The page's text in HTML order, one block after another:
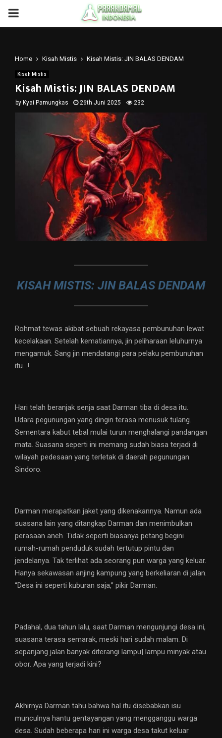
PRIMARY
Home Kisah Mistis Kisah Mistis: JIN BALAS DENDAM
Kisah Mistis
Kisah Mistis: JIN BALAS DENDAM
by Kyai Pamungkas 26th Juni 2025 232
KISAH MISTIS: JIN BALAS DENDAM
Rohmat tewas akibat sebuah rekayasa pembunuhan lewat
kecelakaan. Setelah kematiannya, jin peliharaan leluhurnya
mengamuk. Sang jin mendatangi para pelaku pembunuhan
itu…!
Hari telah beranjak senja saat Darman tiba di desa itu.
Udara pegunungan yang dingin terasa menusuk tulang.
Sementara kabut tebal mulai turun menghalangi pandangan
mata. Suasana seperti ini memang sudah biasa terjadi di
wilayah pedesaan yang terletak di daerah pegunungan
Sindoro.
Darman merapatkan jaket yang dikenakannya. Namun ada
suasana lain yang ditangkap Darman dan menimbulkan
perasaan aneh. Tidak seperti biasanya petang begini
rumah-rumah penduduk sudah tertutup pintu dan
jendelanya. Tak terlihat ada seorang pun warga yang keluar.
Hanya sekawasan anjing kampung yang berkeliaran di jalan.
“Desa ini seperti kuburan saja,” pikir Darman.
Padahal, dua tahun lalu, saat Darman mengunjungi desa ini,
suasana terasa semarak, meski hari sudah malam. Di
sepanjang jalan banyak diterangi lampu| lampu minyak atau
obor. Apa yang terjadi kini?
Akhirnya Darman tahu bahwa hal itu disebabkan isu
munculnya hantu gentayangan yang mengganggu warga
desa. Sudah beberapa hari ini warga desa takut keluar